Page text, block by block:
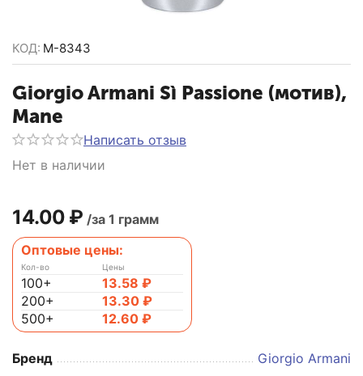
КОД: M-8343
Giorgio Armani Sì Passione (мотив),
Mane
Написать отзыв
Нет в наличии
14.00 ₽ /за 1 грамм
Оптовые цены:
Кол-во
100+
200+
500+
Цены
13.58 ₽
13.30 ₽
12.60 ₽
Бренд
Giorgio Armani